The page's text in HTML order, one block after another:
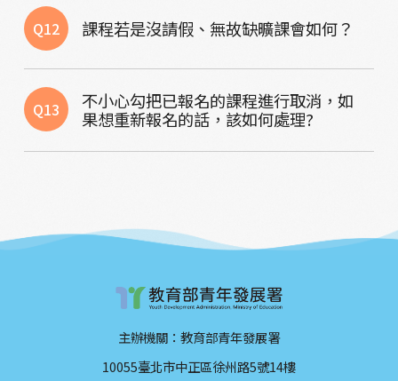
Q12 課程若是沒請假、無故缺曠課會如何？
Q13
不小心勾把已報名的課程進行取消，如
果想重新報名的話，該如何處理?
主辦機關：教育部青年發展署
10055臺北市中正區徐州路5號14樓